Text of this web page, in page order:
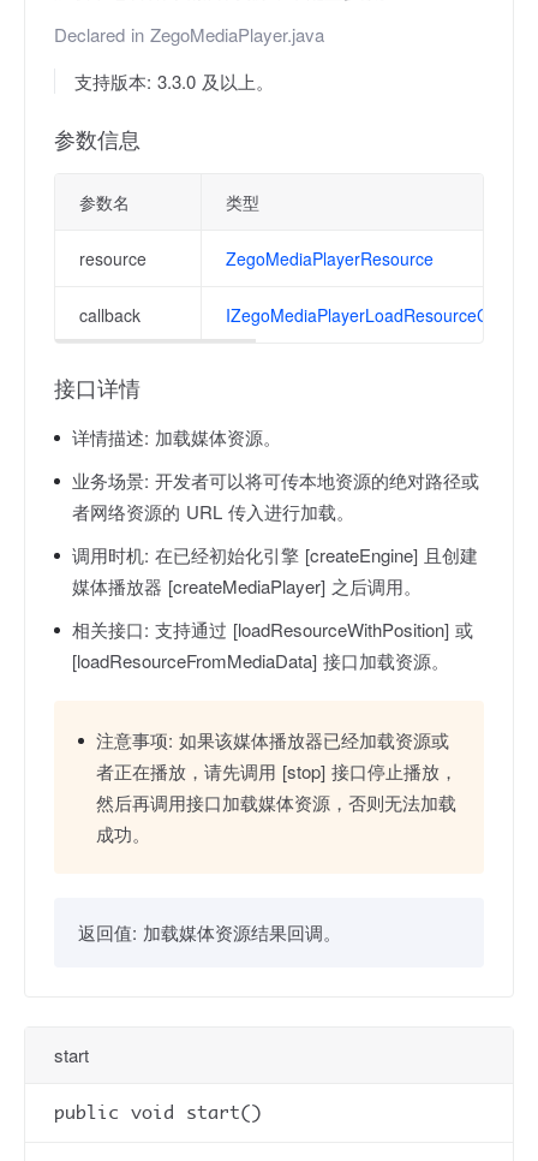
Declared in ZegoMediaPlayer.java
支持版本: 3.3.0 及以上。
参数信息
参数名 类型
resource ZegoMediaPlayerResource
callback
接口详情
详情描述: 加载媒体资源。
业务场景: 开发者可以将可传本地资源的绝对路径或
者网络资源的 URL 传入进行加载。
调用时机: 在已经初始化引擎 [createEngine] 且创建
媒体播放器 [createMediaPlayer] 之后调用。
相关接口: 支持通过 [loadResourceWithPosition] 或
[loadResourceFromMediaData] 接口加载资源。
注意事项: 如果该媒体播放器已经加载资源或
者正在播放，请先调用 [stop] 接口停止播放，
然后再调用接口加载媒体资源，否则无法加载
成功。
返回值: 加载媒体资源结果回调。
start
public void start()